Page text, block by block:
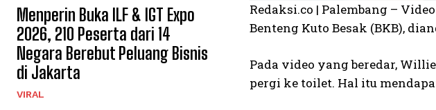
Menperin Buka ILF & IGT Expo
2026, 210 Peserta dari 14
Negara Berebut Peluang Bisnis
di Jakarta
VIRAL
Redaksi.co | Palembang –
Benteng Kuto Besak (BKB),
Pada video yang beredar,
pergi ke toilet. Hal itu